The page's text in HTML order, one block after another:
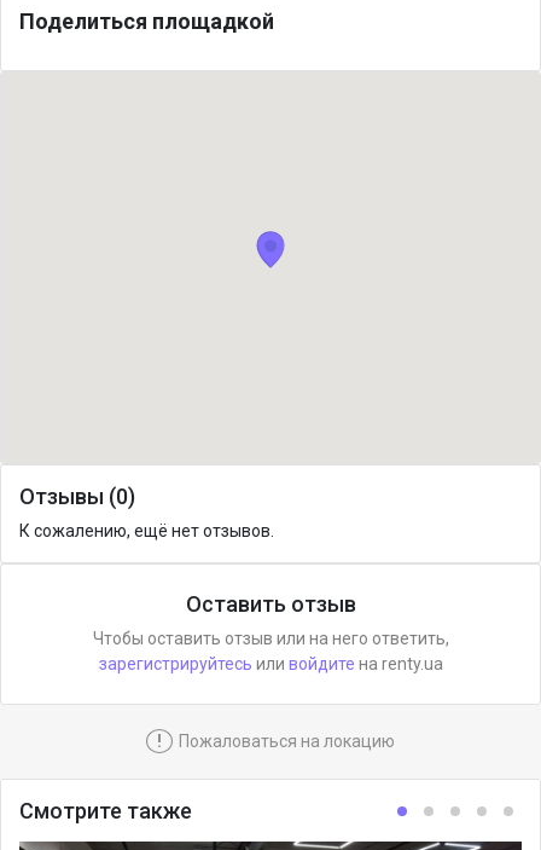
Поделиться площадкой
Отзывы (0)
К сожалению, ещё нет отзывов.
Оставить отзыв
Чтобы оставить отзыв или на него ответить,
зарегистрируйтесь или войдите на renty.ua
! Пожаловаться на локацию
Смотрите также